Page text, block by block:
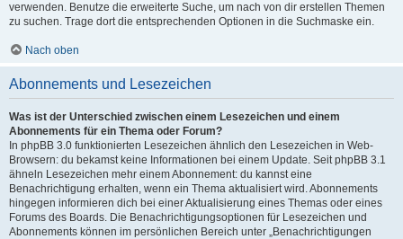
verwenden. Benutze die erweiterte Suche, um nach von dir erstellen Themen
zu suchen. Trage dort die entsprechenden Optionen in die Suchmaske ein.
Nach oben
Abonnements und Lesezeichen
Was ist der Unterschied zwischen einem Lesezeichen und einem
Abonnements für ein Thema oder Forum?
In phpBB 3.0 funktionierten Lesezeichen ähnlich den Lesezeichen in Web-
Browsern: du bekamst keine Informationen bei einem Update. Seit phpBB 3.1
ähneln Lesezeichen mehr einem Abonnement: du kannst eine
Benachrichtigung erhalten, wenn ein Thema aktualisiert wird. Abonnements
hingegen informieren dich bei einer Aktualisierung eines Themas oder eines
Forums des Boards. Die Benachrichtigungsoptionen für Lesezeichen und
Abonnements können im persönlichen Bereich unter „Benachrichtigungen